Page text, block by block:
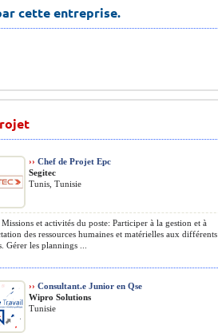
cette entreprise.
›› Chef de Projet Epc
Segitec
Tunis, Tunisie
et activités du poste: Participer à la gestion et à
des ressources humaines et matérielles aux différents
Gérer les plannings ...
›› Consultant.e Junior en Qse
Wipro Solutions
Tunisie